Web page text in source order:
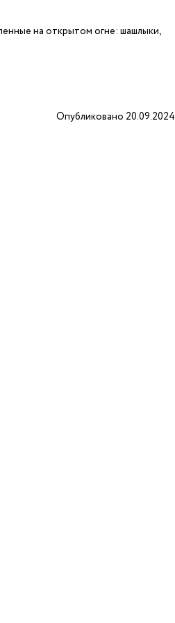
на открытом огне: шашлыки,
Опубликовано 20.09.2024